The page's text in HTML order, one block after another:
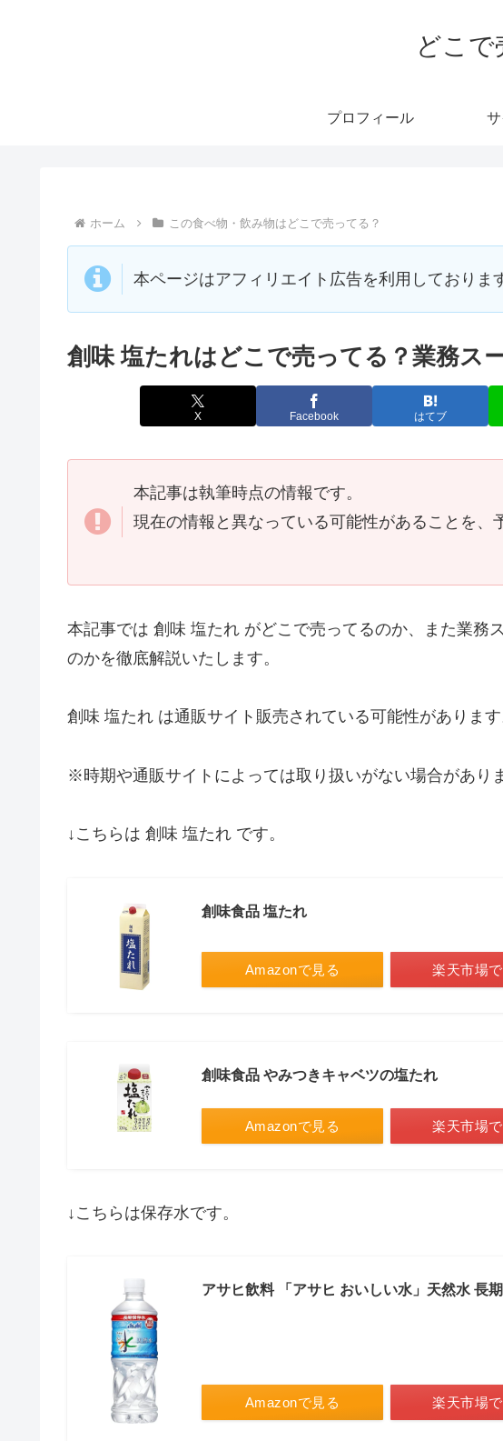
どこで
プロフィール
ホーム この食べ物・飲み物はどこで売ってる？
本ページはアフィリエイト広告を利用しておりま
創味 塩たれはどこで売ってる？業務ス
X Facebook はてブ
本記事は執筆時点の情報です。
現在の情報と異なっている可能性があることを、
本記事では 創味 塩たれ がどこで売ってるのか、また業務
のかを徹底解説いたします。
創味 塩たれ は通販サイト販売されている可能性があります
※時期や通販サイトによっては取り扱いがない場合があり
↓こちらは 創味 塩たれ です。
創味食品 塩たれ
Amazonで見る 楽天市場
創味食品 やみつきキャベツの塩たれ
Amazonで見る 楽天市場
↓こちらは保存水です。
アサヒ飲料 「アサヒ おいしい水」天然水 長
Amazonで見る 楽天市場